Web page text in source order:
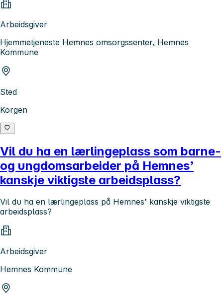
Arbeidsgiver
Hjemmetjeneste Hemnes omsorgssenter, Hemnes
Kommune
Sted
Korgen
Vil du ha en lærlingeplass som barne-
og ungdomsarbeider på Hemnes’
kanskje viktigste arbeidsplass?
Vil du ha en lærlingeplass på Hemnes’ kanskje viktigste
arbeidsplass?
Arbeidsgiver
Hemnes Kommune